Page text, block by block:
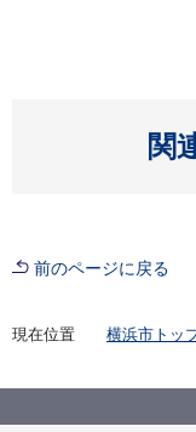
関
前のページに戻る
現在位置
横浜市トッ
マイナンバ
したらいい